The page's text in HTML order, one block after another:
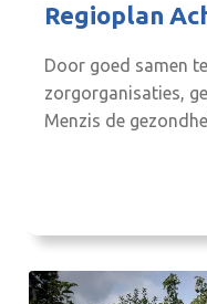
Regioplan
Door goed samen
zorgorganisaties,
Menzis de
stimuleren en de